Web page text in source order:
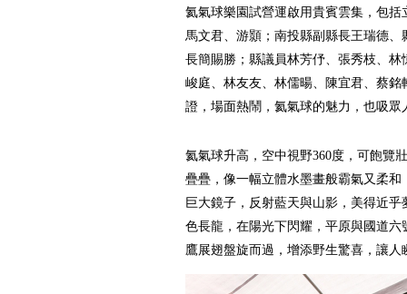
氦氣球樂園試營運啟用貴賓雲集，包
馬文君、游顥；南投縣副縣長王瑞德
長簡賜勝；縣議員林芳伃、張秀枝、
峻庭、林友友、林儒暘、陳宜君、蔡
證，場面熱鬧，氦氣球的魅力，也吸眾
氦氣球升高，空中視野360度，可飽覽
疊疊，像一幅立體水墨畫般霸氣又柔
巨大鏡子，反射藍天與山影，美得近
色長龍，在陽光下閃耀，平原與國道
鷹展翅盤旋而過，增添野生驚喜，讓人